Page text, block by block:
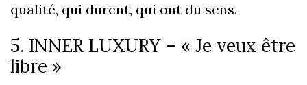
qualité, qui durent, qui ont du sens.
5. INNER LUXURY – « Je veux être
libre »